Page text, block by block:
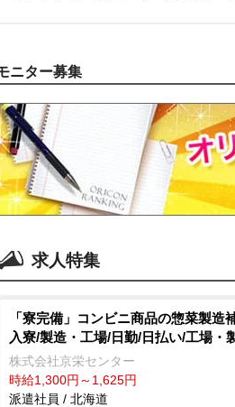
ニター募集
求人特集
「寮完備」コンビニ商品の惣菜製造
入寮/製造・工場/日勤/日払い/工場・
株式会社京栄センター
時給1,300円～1,625円
派遣社員 / 北海道